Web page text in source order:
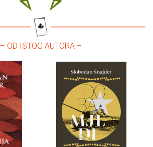
– OD ISTOG AUTORA –